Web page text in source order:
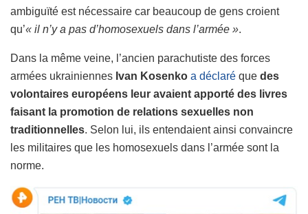
ambiguïté est nécessaire car beaucoup de gens croient
qu’« il n’y a pas d’homosexuels dans l’armée ».
Dans la même veine, l’ancien parachutiste des forces
armées ukrainiennes Ivan Kosenko a déclaré que des
volontaires européens leur avaient apporté des livres
faisant la promotion de relations sexuelles non
traditionnelles. Selon lui, ils entendaient ainsi convaincre
les militaires que les homosexuels dans l’armée sont la
norme.